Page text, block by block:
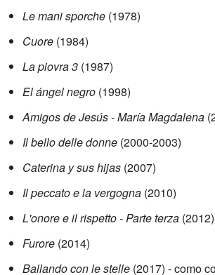
Le mani sporche (1978)
Cuore (1984)
La piovra 3 (1987)
El ángel negro (1998)
Amigos de Jesús - María Magdalena
Il bello delle donne (2000-2003)
Caterina y sus hijas (2007)
Il peccato e la vergogna (2010)
L'onore e il rispetto - Parte terza (2012)
Furore (2014)
Ballando con le stelle (2017) - como